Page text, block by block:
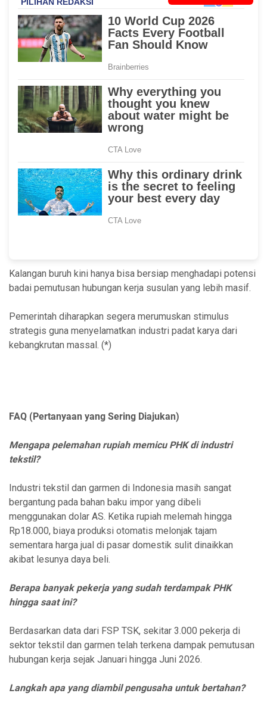
Kalangan buruh kini hanya bisa bersiap menghadapi potensi
badai pemutusan hubungan kerja susulan yang lebih masif.
Pemerintah diharapkan segera merumuskan stimulus
strategis guna menyelamatkan industri padat karya dari
kebangkrutan massal. (*)
FAQ (Pertanyaan yang Sering Diajukan)
Mengapa pelemahan rupiah memicu PHK di industri
tekstil?
Industri tekstil dan garmen di Indonesia masih sangat
bergantung pada bahan baku impor yang dibeli
menggunakan dolar AS. Ketika rupiah melemah hingga
Rp18.000, biaya produksi otomatis melonjak tajam
sementara harga jual di pasar domestik sulit dinaikkan
akibat lesunya daya beli.
Berapa banyak pekerja yang sudah terdampak PHK
hingga saat ini?
Berdasarkan data dari FSP TSK, sekitar 3.000 pekerja di
sektor tekstil dan garmen telah terkena dampak pemutusan
hubungan kerja sejak Januari hingga Juni 2026.
Langkah apa yang diambil pengusaha untuk bertahan?